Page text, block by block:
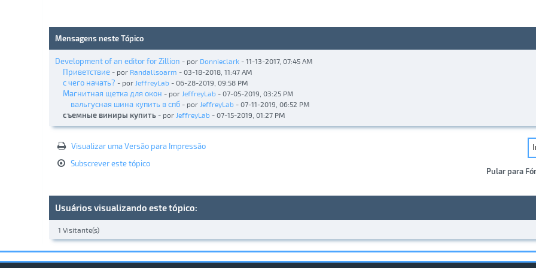
Mensagens neste Tópico
Development of an editor for Zillion - por Donnieclark - 11-13-2017, 07:45 AM
Приветствие - por Randallsoarm - 03-18-2018, 11:47 AM
с чего начать? - por JeffreyLab - 06-28-2019, 09:58 PM
Магнитная щетка для окон - por JeffreyLab - 07-05-2019, 03:25 PM
вальгусная шина купить в спб - por JeffreyLab - 07-11-2019, 06:52 PM
съемные виниры купить - por JeffreyLab - 07-15-2019, 01:27 PM
Visualizar uma Versão para Impressão
Subscrever este tópico
Pular para
Usuários visualizando este tópico:
1 Visitante(s)